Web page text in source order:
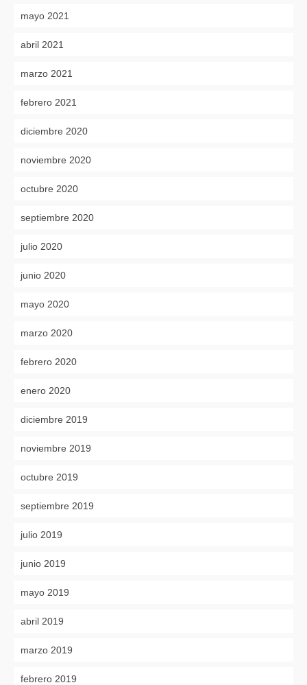
mayo 2021
abril 2021
marzo 2021
febrero 2021
diciembre 2020
noviembre 2020
octubre 2020
septiembre 2020
julio 2020
junio 2020
mayo 2020
marzo 2020
febrero 2020
enero 2020
diciembre 2019
noviembre 2019
octubre 2019
septiembre 2019
julio 2019
junio 2019
mayo 2019
abril 2019
marzo 2019
febrero 2019